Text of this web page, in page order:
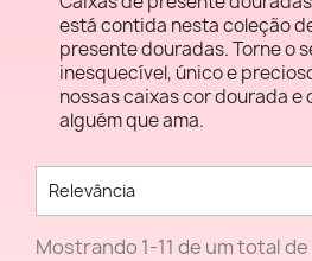
está contida nesta coleção
presente douradas. Torne o
inesquecível, único e
nossas caixas cor dourada e
alguém que ama.
Relevância
Mostrando 1-11 de um total